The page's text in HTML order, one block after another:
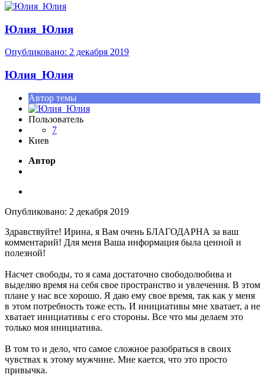
Юлия_Юлия
Опубликовано: 2 декабря 2019
Юлия_Юлия
Автор темы
Пользователь
7
Киев
Автор
Опубликовано: 2 декабря 2019
Здравствуйте! Ирина, я Вам очень БЛАГОДАРНА за ваш
комментарий! Для меня Ваша информация была ценной и
полезной!
Насчет свободы, то я сама достаточно свободолюбива и
выделяю время на себя свое пространство и увлечения. В этом
плане у нас все хорошо. Я даю ему свое время, так как у меня
в этом потребность тоже есть. И инициативы мне хватает, а не
хватает инициативы с его стороны. Все что мы делаем это
только моя инициатива.
В том то и дело, что самое сложное разобраться в своих
чувствах к этому мужчине. Мне кается, что это просто
привычка.